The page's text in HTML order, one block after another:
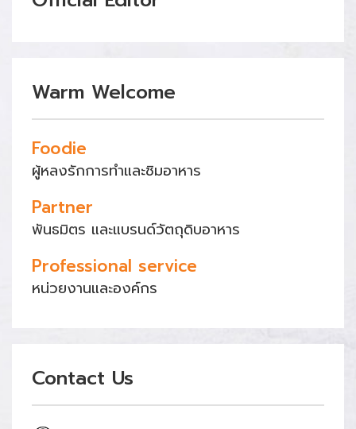
Warm Welcome
Foodie
ผู้หลงรักการทำและชิมอาหาร
Partner
พันธมิตร และแบรนด์วัตถุดิบอาหาร
Professional service
หน่วยงานและองค์กร
Contact Us